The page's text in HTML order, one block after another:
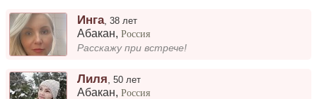
Инга,38 лет
Абакан,Россия
Расскажу при встрече!
Лиля,50 лет
Абакан,Россия